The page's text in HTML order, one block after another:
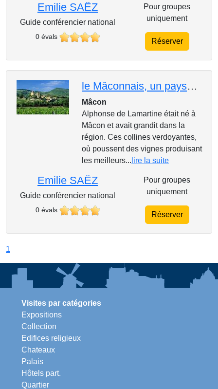
Emilie SAËZ
Guide conférencier national
0 évals
Pour groupes
uniquement
Réserver
le Mâconnais, un paysage si romantique!
Mâcon
Alphonse de Lamartine était né à
Mâcon et avait grandit dans la
région. Ces collines verdoyantes,
où poussent des vignes produisant
les meilleurs... lire la suite
Emilie SAËZ
Guide conférencier national
0 évals
Pour groupes
uniquement
Réserver
1
Visites par catégories
Expositions
Collection
Edifices religieux
Chateaux
Palais
Hôtels part.
Quartier